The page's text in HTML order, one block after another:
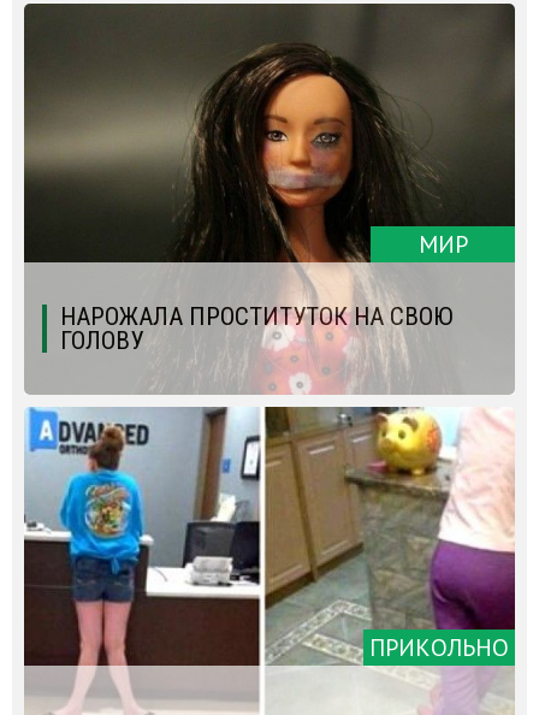
МИР
НАРОЖАЛА ПРОСТИТУТОК НА СВОЮ
ГОЛОВУ
ПРИКОЛЬНО